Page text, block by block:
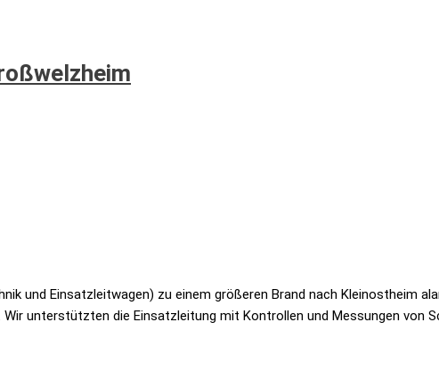
und Einsatzleitwagen) zu einem größeren Brand nach Kleinostheim
Wir unterstützten die Einsatzleitung mit Kontrollen und Messungen von